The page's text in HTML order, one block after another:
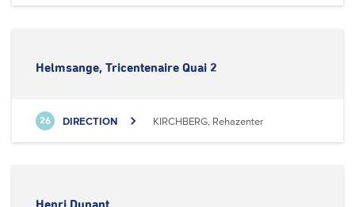
Helmsange, Tricentenaire Quai 2
26 DIRECTION KIRCHBERG, Rehazenter